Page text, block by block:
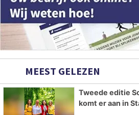
MEEST GELEZEN
Tweede editie
komt er aan in